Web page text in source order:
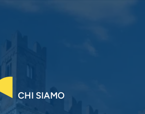
CHI SIAMO